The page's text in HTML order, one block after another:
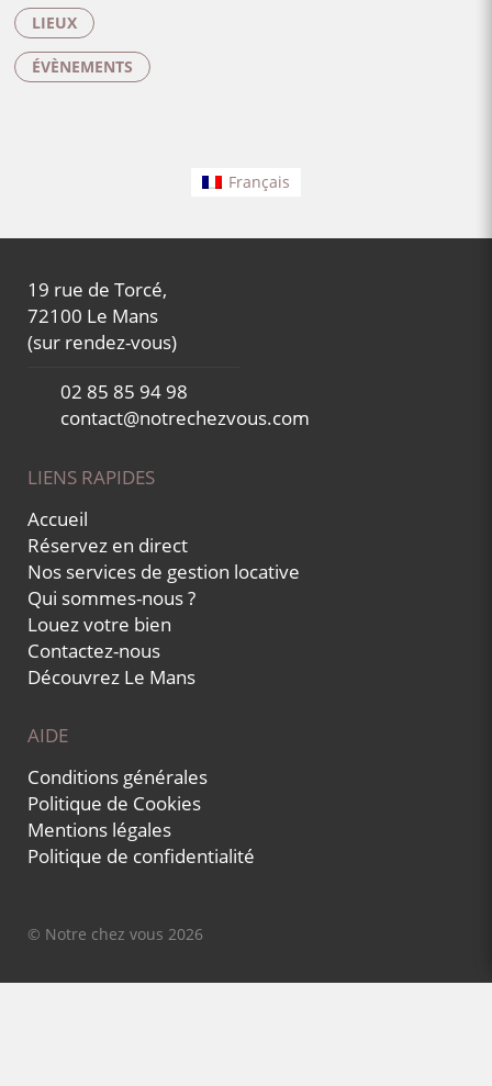
LIEUX
ÉVÈNEMENTS
Français
19 rue de Torcé,
72100 Le Mans
(sur rendez-vous)
02 85 85 94 98
contact@notrechezvous.com
LIENS RAPIDES
Accueil
Réservez en direct
Nos services de gestion locative
Qui sommes-nous ?
Louez votre bien
Contactez-nous
Découvrez Le Mans
AIDE
Conditions générales
Politique de Cookies
Mentions légales
Politique de confidentialité
© Notre chez vous 2026